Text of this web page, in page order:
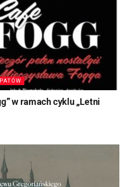
w ramach cyklu „Letni